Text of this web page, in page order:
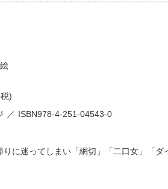
絵
)
ISBN978-4-251-04543-0
に迷ってしまい「網切」「二口女」「